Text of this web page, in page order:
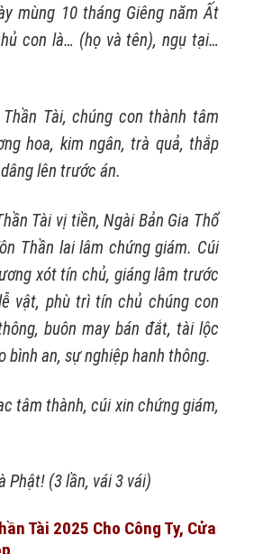
mùng 10 tháng Giêng năm Ất
con là… (họ và tên), ngụ tại…
Tài, chúng con thành tâm
hoa, kim ngân, trà quả, thắp
lên trước án.
Tài vị tiền, Ngài Bản Gia Thổ
Thần lai lâm chứng giám. Cúi
xót tín chủ, giáng lâm trước
vật, phù trì tín chủ chúng con
buôn may bán đắt, tài lộc
bình an, sự nghiệp hanh thông.
tâm thành, cúi xin chứng giám,
Phật! (3 lần, vái 3 vái)
Tài 2025 Cho Công Ty, Cửa